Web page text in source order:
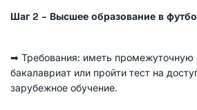
Шаг 2 – Высшее образование в
➡ Требования: иметь промежуточную
бакалавриат или пройти тест на
зарубежное обучение.